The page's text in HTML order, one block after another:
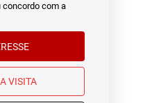
concordo com a
UMA VISITA